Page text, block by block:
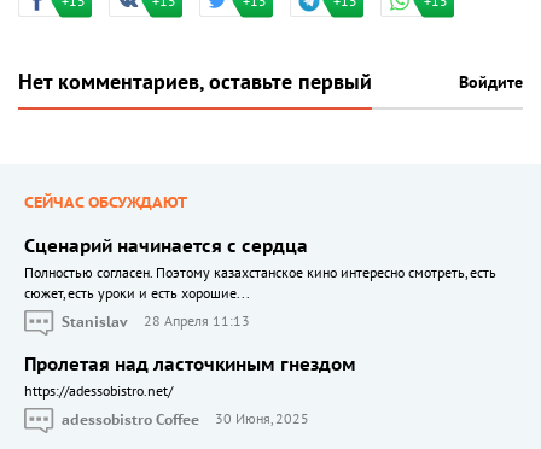
Нет комментариев, оставьте первый Войдите
СЕЙЧАС ОБСУЖДАЮТ
Сценарий начинается с сердца
Полностью согласен. Поэтому казахстанское кино интересно смотреть, есть
сюжет, есть уроки и есть хорошие...
Stanislav
28 Апреля 11:13
Пролетая над ласточкиным гнездом
https://adessobistro.net/
adessobistro Coffee
30 Июня, 2025